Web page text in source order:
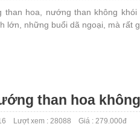
than hoa, nướng than không
lớn, những buổi dã ngoại, mà rất
than hoa
Lượt xem : 28088 Giá : 279.000đ